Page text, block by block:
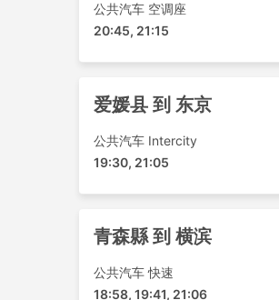
沖繩縣 - 青森縣
东京迪士尼乐园 - 高知县
爱媛县 - 富山縣
名古屋市 - 香川縣高松市
Kokura - 德岛县
东京 - 鸣门
青森縣 - Kokura
金泽 - 香川縣高松市
福井縣 - 鸣门
公共汽车 空调座
20:45, 21:15
爱媛县 到 东京
公共汽车 Intercity
19:30, 21:05
青森縣 到 横滨
公共汽车 快速
18:58, 19:41, 21:06